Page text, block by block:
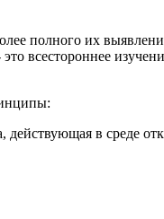
полного их
всестороннее
в среде